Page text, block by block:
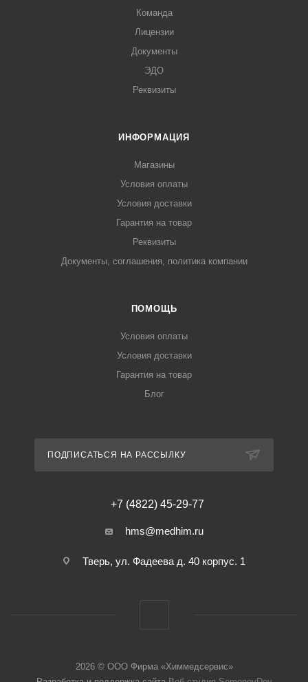
Команда
Лицензии
Документы
ЭДО
Реквизиты
ИНФОРМАЦИЯ
Магазины
Условия оплаты
Условия доставки
Гарантия на товар
Реквизиты
Документы, соглашения, политика компании
ПОМОЩЬ
Условия оплаты
Условия доставки
Гарантия на товар
Блог
ПОДПИСАТЬСЯ НА РАССЫЛКУ
+7 (4822) 45-29-77
hms@medhim.ru
Тверь, ул. Фадеева д. 40 корпус. 1
2026 © ООО Фирма «Химмедсервис»